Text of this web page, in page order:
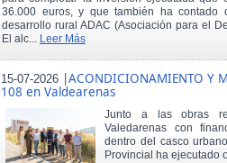
36.000 euros, y que también ha contado
desarrollo rural ADAC (Asociación para el
El alc... Leer Más
15-07-2026 |ACONDICIONAMIENTO Y
108 en Valdearenas
Junto a las obras
Valedarenas con
dentro del casco
Provincial ha ejecutado